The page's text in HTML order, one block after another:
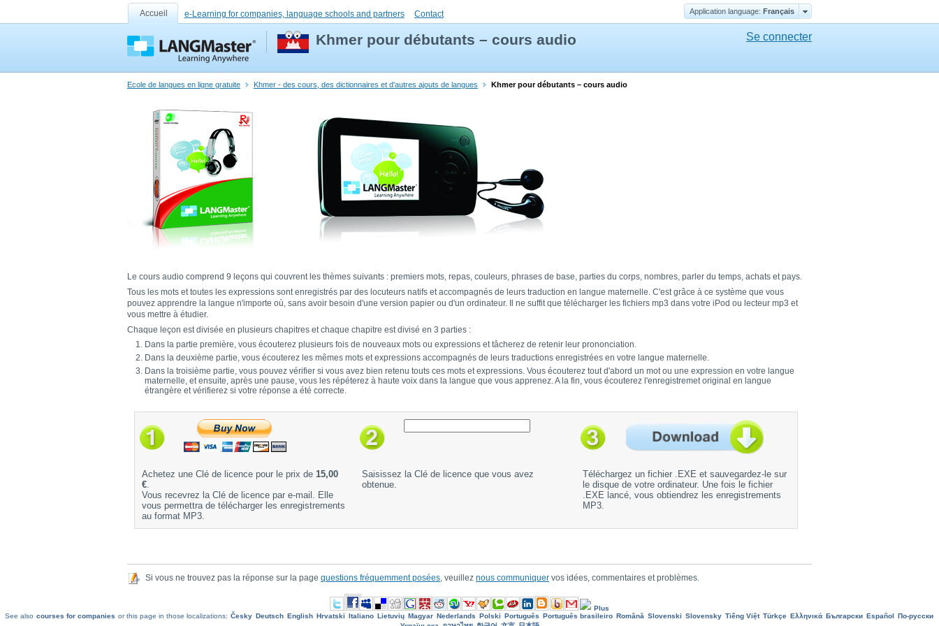
Accueil e-Learning for companies, language schools and partners Contact Application language: Français
Khmer pour débutants – cours audio Se connecter
Ecole de langues en ligne gratuite Khmer - des cours, des dictionnaires et d'autres ajouts de langues Khmer pour débutants – cours audio
Le cours audio comprend 9 leçons qui couvrent les thèmes suivants : premiers mots, repas, couleurs, phrases de base, parties du corps, nombres, parler du temps, achats et pays.
Tous les mots et toutes les expressions sont enregistrés par des locuteurs natifs et accompagnés de leurs traduction en langue maternelle. C'est grâce à ce système que vous
pouvez apprendre la langue n'importe où, sans avoir besoin d'une version papier ou d'un ordinateur. Il ne suffit que télécharger les fichiers mp3 dans votre iPod ou lecteur mp3 et
vous mettre à étudier.
Chaque leçon est divisée en plusieurs chapitres et chaque chapitre est divisé en 3 parties :
Dans la partie première, vous écouterez plusieurs fois de nouveaux mots ou expressions et tâcherez de retenir leur prononciation.
Dans la deuxième partie, vous écouterez les mêmes mots et expressions accompagnés de leurs traductions enregistrées en votre langue maternelle.
Dans la troisième partie, vous pouvez vérifier si vous avez bien retenu touts ces mots et expressions. Vous écouterez tout d'abord un mot ou une expression en votre langue
maternelle, et ensuite, après une pause, vous les répéterez à haute voix dans la langue que vous apprenez. A la fin, vous écouterez l'enregistremet original en langue
étrangère et vérifierez si votre réponse a été correcte.
Achetez une Clé de licence pour le prix de 15,00
€.
Vous recevrez la Clé de licence par e-mail. Elle
vous permettra de télécharger les enregistrements
au format MP3.
Saisissez la Clé de licence que vous avez
obtenue.
Téléchargez un fichier .EXE et sauvegardez-le sur
le disque de votre ordinateur. Une fois le fichier
.EXE lancé, vous obtiendrez les enregistrements
MP3.
Si vous ne trouvez pas la réponse sur la page questions fréquemment posées , veuillez nous communiquer vos idées, commentaires et problèmes.
Plus
See also courses for companies or this page in those localizations: Česky Deutsch English Hrvatski Italiano Lietuvių Magyar Nederlands Polski Português Português brasileiro Română Slovenski Slovensky Tiếng Việt Türkçe Ελληνικά Български Еspañol
По-русски